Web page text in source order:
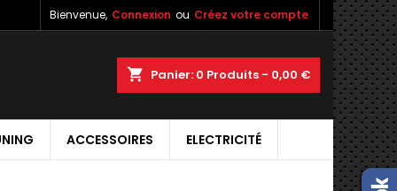
Bienvenue, Connexion ou Créez votre compte
shopping_cart Panier: 0 Produits - 0,00 €
ACCESSOIRES ELECTRICITÉ